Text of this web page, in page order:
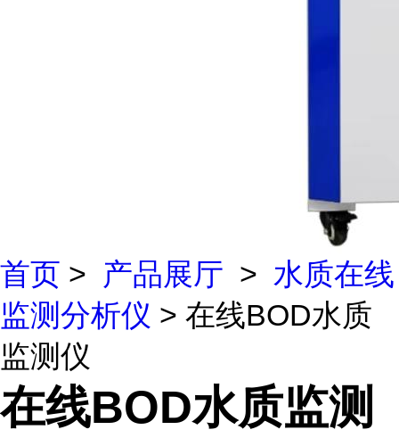
首页 > 产品展厅 > 水质在线
监测分析仪 > 在线BOD水质
监测仪
在线BOD水质监测